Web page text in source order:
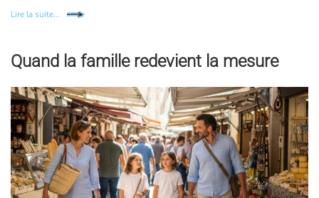
Lire la suite...
Quand la famille redevient la mesure